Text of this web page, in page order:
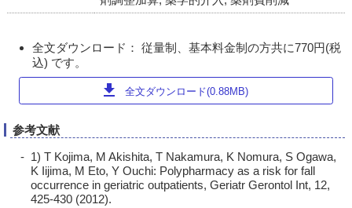
全文ダウンロード： 従量制、基本料金制の方共に770円(税
込) です。
download 全文ダウンロード(0.88MB)
参考文献
1) T Kojima, M Akishita, T Nakamura, K Nomura, S Ogawa,
K Iijima, M Eto, Y Ouchi: Polypharmacy as a risk for fall
occurrence in geriatric outpatients, Geriatr Gerontol Int, 12,
425-430 (2012).